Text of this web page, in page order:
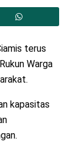
terus
Warga
kapasitas